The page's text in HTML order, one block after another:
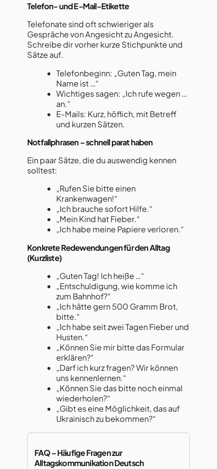
Telefon- und E‑Mail-Etikette
Telefonate sind oft schwieriger als
Gespräche von Angesicht zu Angesicht.
Schreibe dir vorher kurze Stichpunkte und
Sätze auf.
Telefonbeginn: „Guten Tag, mein
Name ist …“
Wichtiges sagen: „Ich rufe wegen …
an.“
E‑Mails: Kurz, höflich, mit Betreff
und kurzen Sätzen.
Notfallphrasen – schnell parat haben
Ein paar Sätze, die du auswendig kennen
solltest:
„Rufen Sie bitte einen
Krankenwagen!“
„Ich brauche sofort Hilfe.“
„Mein Kind hat Fieber.“
„Ich habe meine Papiere verloren.“
Konkrete Redewendungen für den Alltag
(Kurzliste)
„Guten Tag! Ich heiße …“
„Entschuldigung, wie komme ich
zum Bahnhof?“
„Ich hätte gern 500 Gramm Brot,
bitte.“
„Ich habe seit zwei Tagen Fieber und
Husten.“
„Können Sie mir bitte das Formular
erklären?“
„Darf ich kurz fragen? Wir können
uns kennenlernen.“
„Können Sie das bitte noch einmal
wiederholen?“
„Gibt es eine Möglichkeit, das auf
Ukrainisch zu bekommen?“
FAQ – Häufige Fragen zur
Alltagskommunikation Deutsch